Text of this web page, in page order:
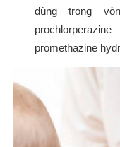
dùng trong
promethazine